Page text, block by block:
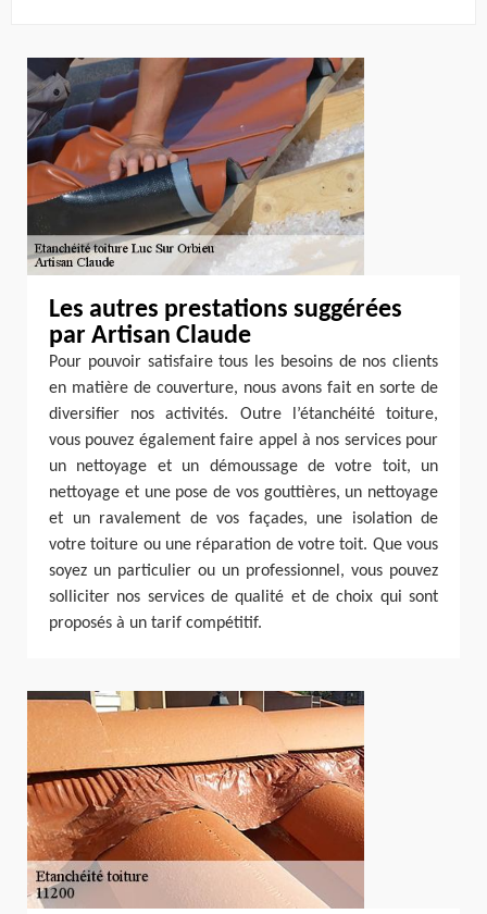
Les autres prestations suggérées
par Artisan Claude
Pour pouvoir satisfaire tous les besoins de nos clients
en matière de couverture, nous avons fait en sorte de
diversifier nos activités. Outre l’étanchéité toiture,
vous pouvez également faire appel à nos services pour
un nettoyage et un démoussage de votre toit, un
nettoyage et une pose de vos gouttières, un nettoyage
et un ravalement de vos façades, une isolation de
votre toiture ou une réparation de votre toit. Que vous
soyez un particulier ou un professionnel, vous pouvez
solliciter nos services de qualité et de choix qui sont
proposés à un tarif compétitif.